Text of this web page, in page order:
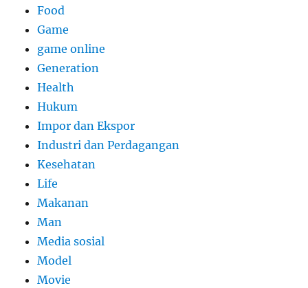
Food
Game
game online
Generation
Health
Hukum
Impor dan Ekspor
Industri dan Perdagangan
Kesehatan
Life
Makanan
Man
Media sosial
Model
Movie